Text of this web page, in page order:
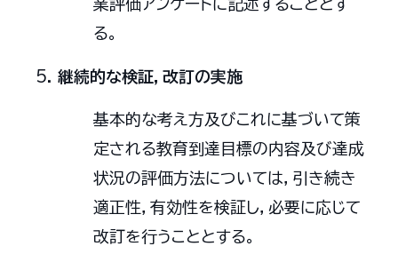
業評価アンケートに記述することとす
る。
継続的な検証，改訂の実施
基本的な考え方及びこれに基づいて策
定される教育到達目標の内容及び達成
状況の評価方法については，引き続き
適正性，有効性を検証し，必要に応じて
改訂を行うこととする。